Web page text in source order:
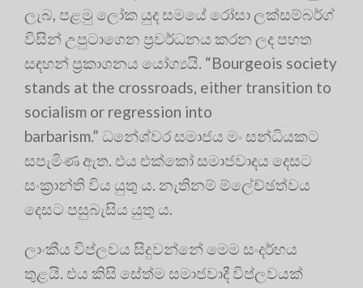
ලැබ, පළමු ලෝක යුද සමයේ රෝසා ලක්සම්බර්ග්
විසින් උපුටාගෙන ප්‍රවර්ධනය කරන ලද පහත
සඳහන් ප්‍රකාශනය යෝග්‍යයි. “Bourgeois society
stands at the crossroads, either transition to
socialism or regression into
barbarism.” ධනේශ්වර සමාජය මං සන්ධියකට
සපැමිණ ඇත. එය එක්කෝ සමාජවාදය දෙසට
සංක්‍රාන්ති විය යුතු ය. නැතිනම් ම්ලේච්ඡත්වය
දෙසට පසුබැසිය යුතු ය.
ලාංකීය විප්ලවය සිදුවන්නේ මෙම සංදර්භය
තුළයි. එය කිසි සේත්ම සමාජවාදී විප්ලවයක්